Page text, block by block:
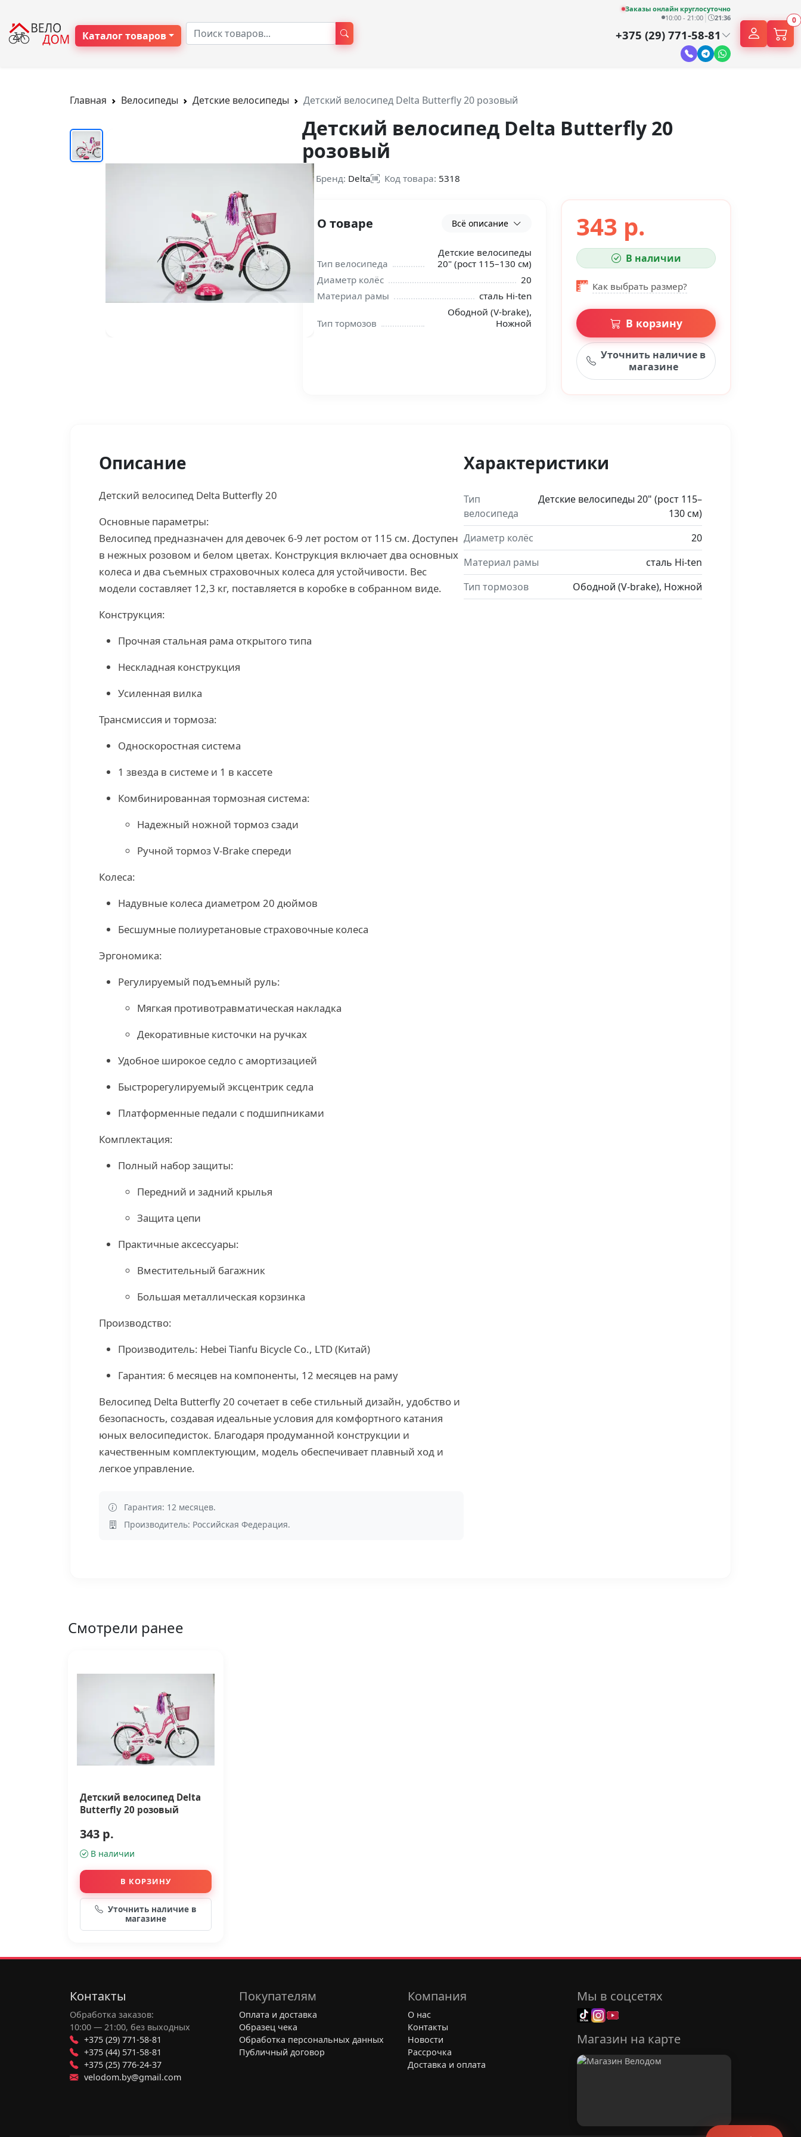
Каталог товаров
Заказы онлайн круглосуточно
10:00 - 21:00 | 21:36
+375 (29) 771-58-81
0
Главная Велосипеды Детские велосипеды Детский велосипед Delta Butterfly 20 розовый
Детский велосипед Delta Butterfly 20
розовый
Бренд: Delta Код товара: 5318
О товаре Всё описание
Тип велосипеда
Детские велосипеды
20" (рост 115–130 см)
Диаметр колёс
20
Материал рамы
сталь Hi-ten
Тип тормозов
Ободной (V-brake),
Ножной
343 р.
В наличии
Как выбрать размер?
В корзину
Уточнить наличие в
магазине
Описание
Детский велосипед Delta Butterfly 20
Основные параметры:
Велосипед предназначен для девочек 6-9 лет ростом от 115 см. Доступен
в нежных розовом и белом цветах. Конструкция включает два основных
колеса и два съемных страховочных колеса для устойчивости. Вес
модели составляет 12,3 кг, поставляется в коробке в собранном виде.
Конструкция:
Прочная стальная рама открытого типа
Нескладная конструкция
Усиленная вилка
Трансмиссия и тормоза:
Односкоростная система
1 звезда в системе и 1 в кассете
Комбинированная тормозная система:
Надежный ножной тормоз сзади
Ручной тормоз V-Brake спереди
Колеса:
Надувные колеса диаметром 20 дюймов
Бесшумные полиуретановые страховочные колеса
Эргономика:
Регулируемый подъемный руль:
Мягкая противотравматическая накладка
Декоративные кисточки на ручках
Удобное широкое седло с амортизацией
Быстрорегулируемый эксцентрик седла
Платформенные педали с подшипниками
Комплектация:
Полный набор защиты:
Передний и задний крылья
Защита цепи
Практичные аксессуары:
Вместительный багажник
Большая металлическая корзинка
Производство:
Производитель: Hebei Tianfu Bicycle Co., LTD (Китай)
Гарантия: 6 месяцев на компоненты, 12 месяцев на раму
Велосипед Delta Butterfly 20 сочетает в себе стильный дизайн, удобство и
безопасность, создавая идеальные условия для комфортного катания
юных велосипедисток. Благодаря продуманной конструкции и
качественным комплектующим, модель обеспечивает плавный ход и
легкое управление.
Гарантия: 12 месяцев.
Производитель: Российская Федерация.
Характеристики
Тип
велосипеда
Детские велосипеды 20" (рост 115–
130 см)
Диаметр колёс
20
Материал рамы
сталь Hi-ten
Тип тормозов
Ободной (V-brake), Ножной
Смотрели ранее
Детский велосипед Delta
Butterfly 20 розовый
343 р.
В наличии
В КОРЗИНУ
Уточнить наличие в
магазине
Контакты
Обработка заказов:
10:00 — 21:00, без выходных
+375 (29) 771-58-81
+375 (44) 571-58-81
+375 (25) 776-24-37
velodom.by@gmail.com
Покупателям
Оплата и доставка
Образец чека
Обработка персональных данных
Публичный договор
Компания
О нас
Контакты
Новости
Рассрочка
Доставка и оплата
Мы в соцсетях
Магазин на карте